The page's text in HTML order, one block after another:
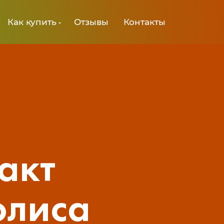
Как купить Отзывы Контакты